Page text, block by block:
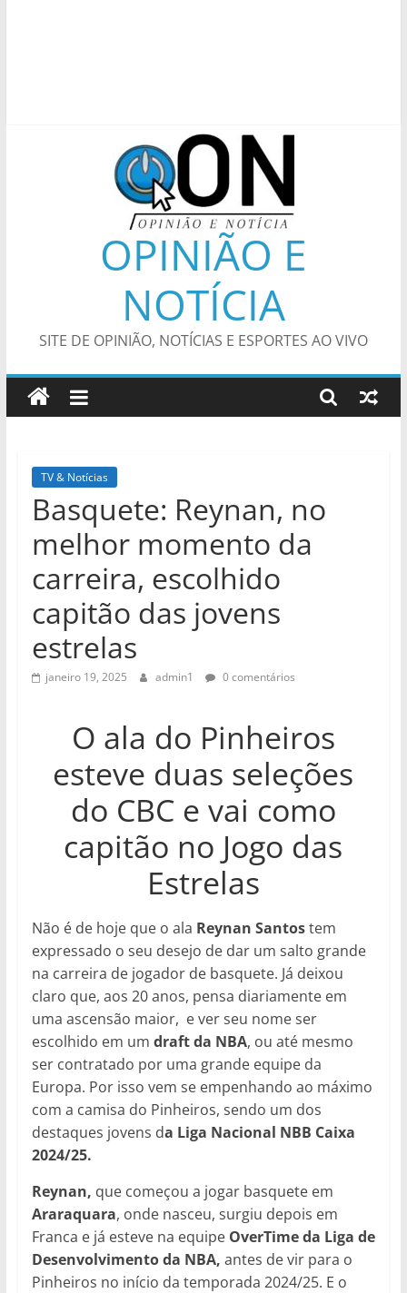
OPINIÃO E
NOTÍCIA
SITE DE OPINIÃO, NOTÍCIAS E ESPORTES AO VIVO
TV & Notícias
Basquete: Reynan, no
melhor momento da
carreira, escolhido
capitão das jovens
estrelas
janeiro 19, 2025 admin1 0 comentários
O ala do Pinheiros
esteve duas seleções
do CBC e vai como
capitão no Jogo das
Estrelas
Não é de hoje que o ala Reynan Santostem
expressado o seu desejo de dar um salto grande
na carreira de jogador de basquete. Já deixou
claro que, aos 20 anos, pensa diariamente em
uma ascensão maior, e ver seu nome ser
escolhido em um draft da NBA, ou até mesmo
ser contratado por uma grande equipe da
Europa. Por isso vem se empenhando ao máximo
com a camisa do Pinheiros, sendo um dos
destaques jovens da Liga Nacional NBB Caixa
2024/25.
Reynan, que começou a jogar basquete em
Araraquara, onde nasceu, surgiu depois em
Franca e já esteve na equipe OverTime da Liga de
Desenvolvimento da NBA, antes de vir para o
Pinheiros no início da temporada 2024/25. E o